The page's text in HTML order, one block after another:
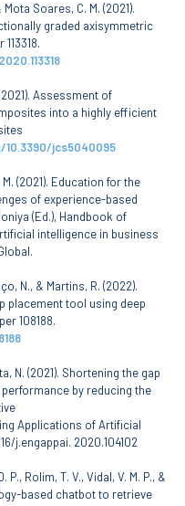
Soares, C. M. (2021).
graded axisymmetric
Assessment of
into a highly efficient
jcs5040095
(2021). Education for the
of experience-based
(Ed.), Handbook of
intelligence in business
N., & Martins, R. (2022).
placement tool using deep
108188.
N. (2021). Shortening the gap
by reducing the
Applications of Artificial
j.engappai. 2020.104102
P., Rolim, T. V., Vidal, V. M. P., &
based chatbot to retrieve